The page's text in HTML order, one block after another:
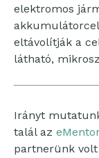
elektromos
eltávolítják a
látható,
Irányt
talál az
partnerünk volt